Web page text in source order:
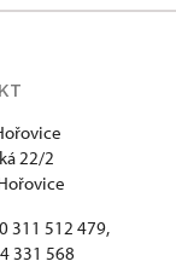
22/2
311 512 479,
331 568